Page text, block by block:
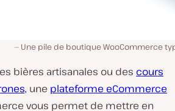
Une pile de boutique WooCommerce
bières artisanales ou des cours
une plateforme eCommerce
vous permet de mettre en